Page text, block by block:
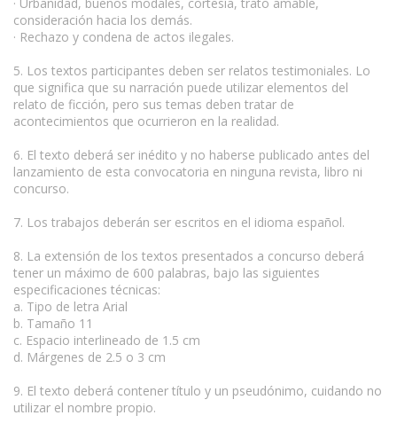
consideración hacia los demás.
· Rechazo y condena de actos ilegales.
5. Los textos participantes deben ser relatos testimoniales. Lo
que significa que su narración puede utilizar elementos del
relato de ficción, pero sus temas deben tratar de
acontecimientos que ocurrieron en la realidad.
6. El texto deberá ser inédito y no haberse publicado antes del
lanzamiento de esta convocatoria en ninguna revista, libro ni
concurso.
7. Los trabajos deberán ser escritos en el idioma español.
8. La extensión de los textos presentados a concurso deberá
tener un máximo de 600 palabras, bajo las siguientes
especificaciones técnicas:
a. Tipo de letra Arial
b. Tamaño 11
c. Espacio interlineado de 1.5 cm
d. Márgenes de 2.5 o 3 cm
9. El texto deberá contener título y un pseudónimo, cuidando no
utilizar el nombre propio.